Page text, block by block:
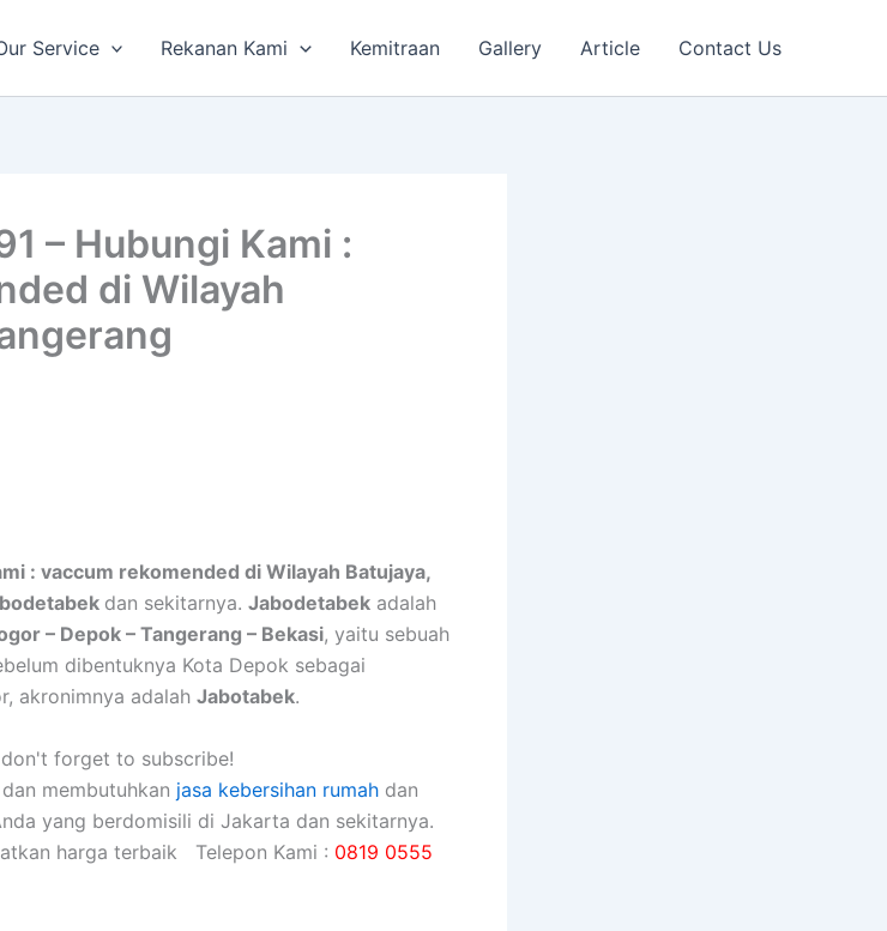
Service Rekanan Kami Kemitraan Gallery Article Contact Us
– Hubungi Kami :
di Wilayah
: vaccum rekomended di Wilayah Batujaya,
dan sekitarnya. Jabodetabek adalah
– Depok – Tangerang – Bekasi, yaitu sebuah
dibentuknya Kota Depok sebagai
akronimnya adalah Jabotabek.
forget to subscribe!
membutuhkan jasa kebersihan rumah dan
yang berdomisili di Jakarta dan sekitarnya.
harga terbaik Telepon Kami : 0819 0555